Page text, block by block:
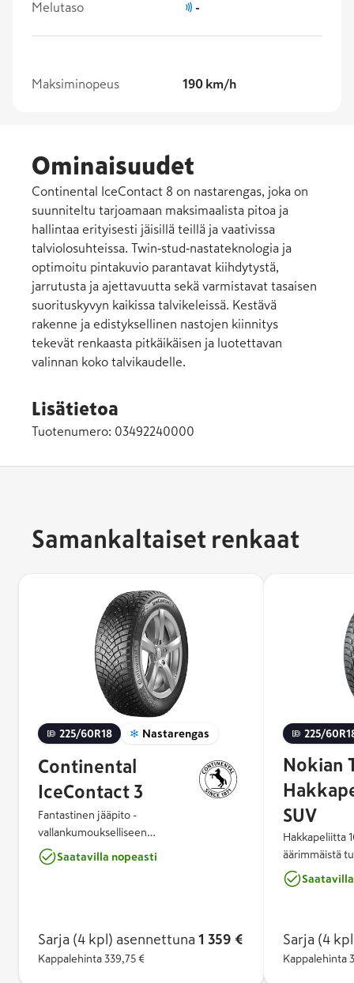
Melutaso -
Maksiminopeus 190 km/h
Ominaisuudet
Continental IceContact 8 on nastarengas, joka on
suunniteltu tarjoamaan maksimaalista pitoa ja
hallintaa erityisesti jäisillä teillä ja vaativissa
talviolosuhteissa. Twin‑stud‑nastateknologia ja
optimoitu pintakuvio parantavat kiihdytystä,
jarrutusta ja ajettavuutta sekä varmistavat tasaisen
suorituskyvyn kaikissa talvikeleissä. Kestävä
rakenne ja edistyksellinen nastojen kiinnitys
tekevät renkaasta pitkäikäisen ja luotettavan
valinnan koko talvikaudelle.
Lisätietoa
Tuotenumero: 03492240000
Samankaltaiset renkaat
225/60R18 Nastarengas
Continental
IceContact 3
Fantastinen jääpito -
vallankumoukselliseen
talviajokokemukseen IceContact™ 3:n
ainutlaatuinen nastakonsepti tuo uuden
vertaansa vailla olevat pito-ominaisuudet,
äärimmäisen turvalliset
Saatavilla nopeasti
Sarja (4 kpl) asennettuna 1 359 €
Kappalehinta 339,75 €
225/
Nokian
SUV
Hakkapeliitta
äärimmäistä
sitä eniten
Hakkapeliitta
Nokian
Sarja (4
Kappalehinta